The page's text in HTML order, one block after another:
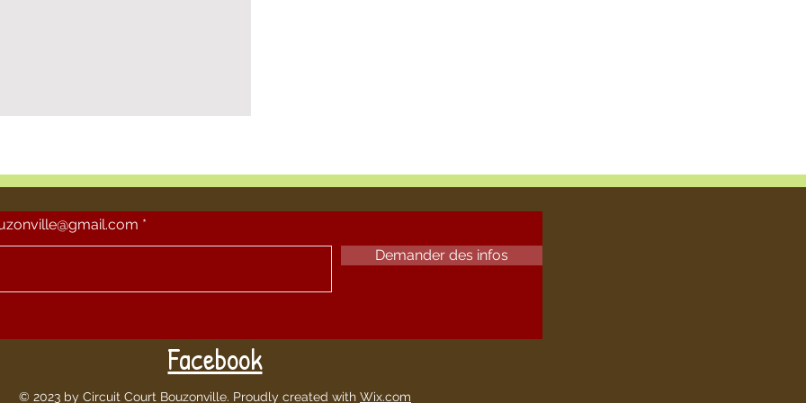
Demander des infos
Facebook
© 2023 by Circuit Court Bouzonville. Proudly created with Wix.com